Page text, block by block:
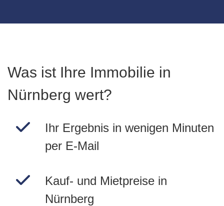
Was ist Ihre Immobilie in
Nürnberg wert?
Ihr Ergebnis in wenigen Minuten
per E-Mail
Kauf- und Mietpreise in
Nürnberg